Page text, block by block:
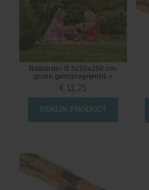
Rolborder Ø 5x20x250 cm.
groen geïmpregneerd. ~
€ 11,75
BEKIJK PRODUCT